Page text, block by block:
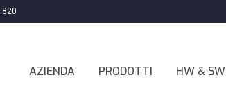
AZIENDA PRODOTTI HW & SW